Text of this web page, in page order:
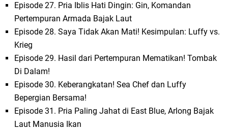
Episode 27. Pria Iblis Hati Dingin: Gin, Komandan
Pertempuran Armada Bajak Laut
Episode 28. Saya Tidak Akan Mati! Kesimpulan: Luffy vs.
Krieg
Episode 29. Hasil dari Pertempuran Mematikan! Tombak
Di Dalam!
Episode 30. Keberangkatan! Sea Chef dan Luffy
Bepergian Bersama!
Episode 31. Pria Paling Jahat di East Blue, Arlong Bajak
Laut Manusia Ikan